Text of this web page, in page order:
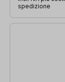
spedizione